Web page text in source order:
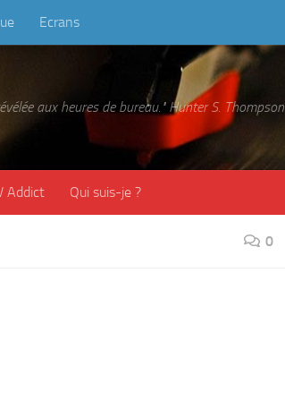
Ecrans
aux heures de bureau." Hunter S. Thompson
Addict Qui suis-je ?
0